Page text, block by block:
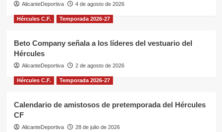
AlicanteDeportiva 4 de agosto de 2026
Hércules C.F. Temporada 2026-27
Beto Company señala a los líderes del vestuario del
Hércules
AlicanteDeportiva 2 de agosto de 2026
Hércules C.F. Temporada 2026-27
Calendario de amistosos de pretemporada del Hércules
CF
AlicanteDeportiva 28 de julio de 2026